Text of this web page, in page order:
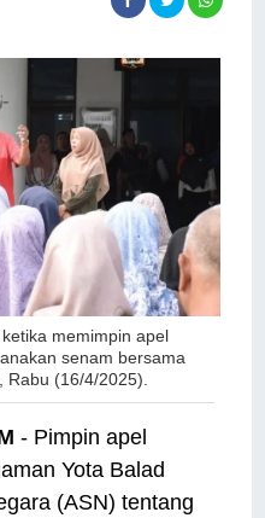
ketika memimpin apel
senam bersama
(16/4/2025).
- Pimpin apel
Yota Balad
(ASN) tentang